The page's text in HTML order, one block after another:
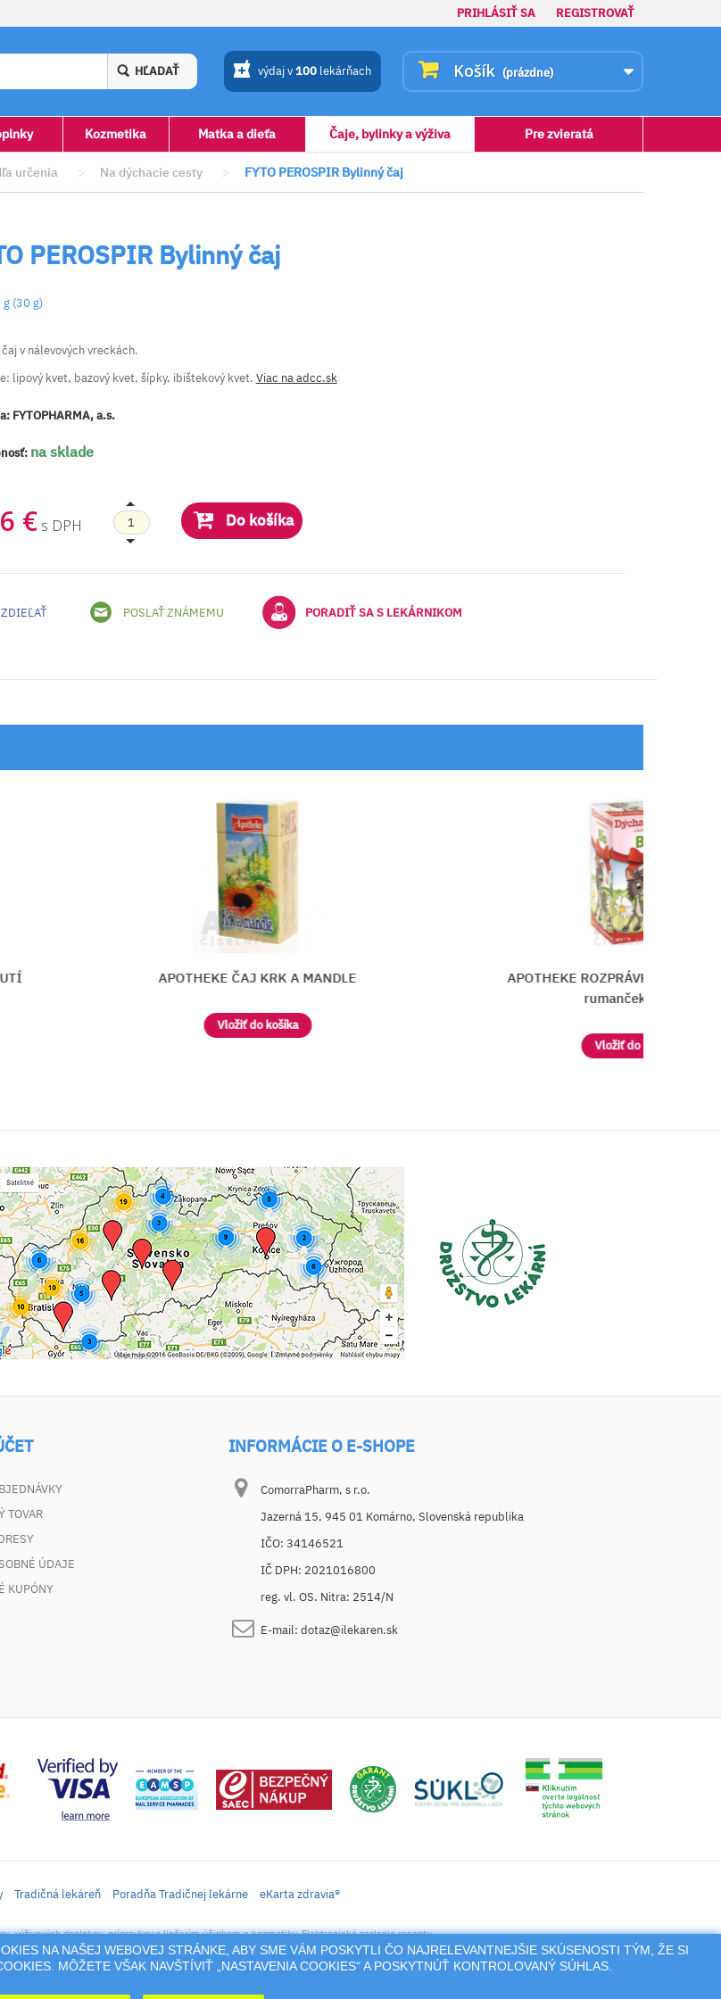
PRIHLÁSIŤ SA REGISTROVAŤ
Košík (prázdne)
HĽADAŤ výdaj v100 lekárňach
Kozmetika Matka a dieťa Čaje, bylinky a výživa Pre zvieratá
určenia > Na dýchacie cesty > FYTO PEROSPIR Bylinný čaj
PEROSPIR Bylinný čaj
(30 g)
v nálevových vreckách.
lipový kvet, bazový kvet, šípky, ibištekový kvet. Viac na adcc.sk
FYTOPHARMA, a.s.
na sklade
€ s DPH Do košíka
ZDIEĽAŤ POSLAŤ ZNÁMEMU PORADIŤ SA S LEKÁRNIKOM
APOTHEKE ČAJ KRK A MANDLE
Vložiť do košíka
APOTHEKE ROZPRÁVKA Dýchacie
rumančekom Bio
Vložiť do košíka
TOVAR
ÚDAJE
KUPÓNY
INFORMÁCIE O E-SHOPE
ComorraPharm, s r.o.
Jazerná 15, 945 01 Komárno, Slovenská republika
IČO: 34146521
IČ DPH: 2021016800
reg. vl. OS. Nitra: 2514/N
E-mail: dotaz@ilekaren.sk
NA NAŠEJ WEBOVEJ STRÁNKE, ABY SME VÁM POSKYTLI ČO NAJRELEVANTNEJŠIE SKÚSENOSTI TÝM, ŽE SI
MÔŽETE VŠAK NAVŠTÍVIŤ „NASTAVENIA COOKIES“ A POSKYTNÚŤ KONTROLOVANÝ SÚHLAS.
Tradičná lekáreň Poradňa Tradičnej lekárne eKarta zdravia®
výživových doplnkov, prípravkov s liečivým účinkom a kozmetiky. Elektronické zaslanie receptu.
práva a akákoľvek jeho reprodukcia (používanie, kopírovanie, šírenie a pod.),
obrázkov, textov a pod.) podlieha predošlému písomnému súhlasu jeho vlastníka.